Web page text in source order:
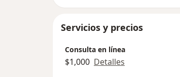
lesiones deportivas o
Servicios y precios
Consulta en línea
$1,000 Detalles